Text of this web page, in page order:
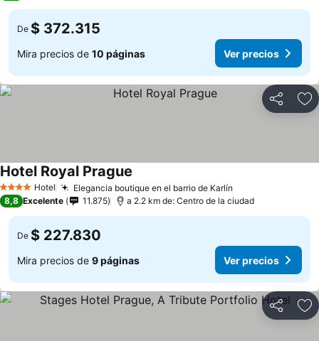
De $ 372.315
Mira precios de 10 páginas Ver precios
Compartir
4 EstrellasHotel Elegancia boutique en el barrio de Karlín
Hotel Royal Prague
8,8 Excelente 11.875 a 2.2 km de: Centro de la ciudad
De $ 227.830
Mira precios de 9 páginas Ver precios
Compartir